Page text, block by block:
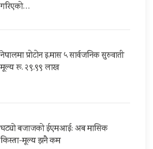
गरिएको…
नेपालमा प्रोटोन इ.मास ५ सार्वजनिक सुरुवाती
मूल्य रू. २९.९९ लाख
घट्यो बजाजको ईएमआई: अब मासिक
किस्ता-मूल्य झनै कम